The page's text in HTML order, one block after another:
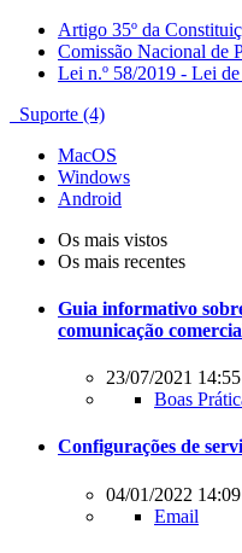
Artigo 35º da
Comissão Nacional de
Lei n.º 58/2019 - Lei
Suporte (4)
MacOS
Windows
Android
Os mais vistos
Os mais recentes
Guia informativo
comunicação
23/07/2021 14:55
Boas
Configurações de
04/01/2022 14:09
Email